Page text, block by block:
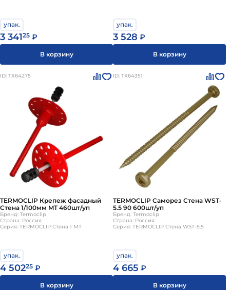
упак.
3 34125 ₽
В корзину
упак.
3 528 ₽
В корзину
ID: ТХ64275
TERMOCLIP Крепеж фасадный
Стена 1/100мм MT 460шт/уп
Бренд: Termoclip
Страна: Россия
Серия: TERMOCLIP Стена 1 MT
упак.
4 50225 ₽
В корзину
ID: ТХ64351
TERMOCLIP Саморез Стена WST-
5.5 90 600шт/уп
Бренд: Termoclip
Страна: Россия
Серия: TERMOCLIP Стена WST-5.5
упак.
4 665 ₽
В корзину